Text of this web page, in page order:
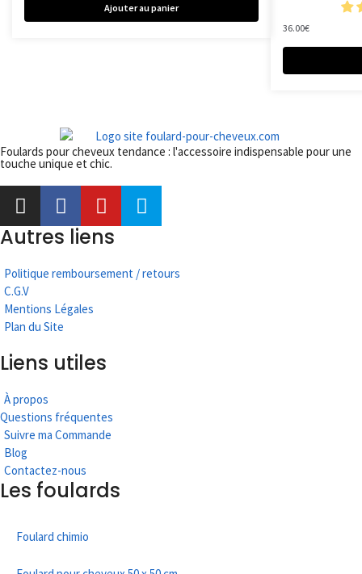
Ajouter au panier
36.00€
Foulards pour cheveux tendance : l'accessoire indispensable pour une
touche unique et chic.
Autres liens
Politique remboursement / retours
C.G.V
Mentions Légales
Plan du Site
Liens utiles
À propos
Questions fréquentes
Suivre ma Commande
Blog
Contactez-nous
Les foulards
Foulard chimio